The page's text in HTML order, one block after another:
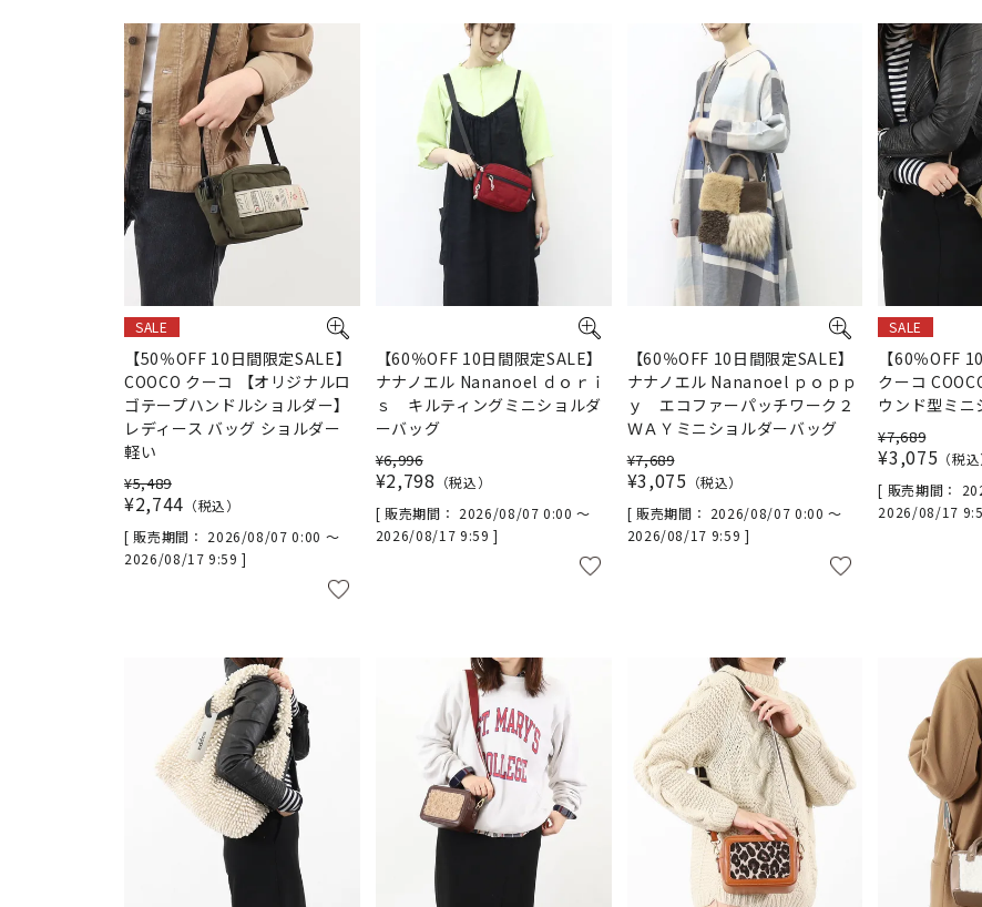
SALE
【50％OFF 10日間限定SALE】
COOCO クーコ 【オリジナルロ
ゴテープハンドルショルダー】
レディース バッグ ショルダー
軽い
¥5,489
¥2,744
税込
販売期間
2026/08/07 0:00 〜
2026/08/17 9:59
【60％OFF 10日間限定SALE】
ナナノエル Nananoel ｄｏｒｉ
ｓ キルティングミニショルダ
ーバッグ
¥6,996
¥2,798
税込
販売期間
2026/08/07 0:00〜
2026/08/17 9:59
【60％OFF 10日間限定SALE】
ナナノエル Nananoel ｐｏｐｐ
ｙ エコファーパッチワーク２
ＷＡＹミニショルダーバッグ
¥7,689
¥3,075
税込
販売期間
2026/08/07 0:00〜
2026/08/17 9:59
SALE
【60％OFF
クーコ
ウンド型ミ
¥7,689
¥3,075
税込
販売期間
2026/08/17